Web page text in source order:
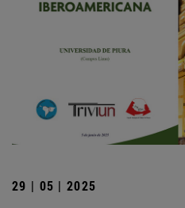
29 | 05 | 2025